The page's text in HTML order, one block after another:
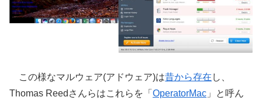
この様なマルウェア(アドウェア)は昔から存在 し、
Thomas Reedさんらはこれらを「 OperatorMac 」と呼ん